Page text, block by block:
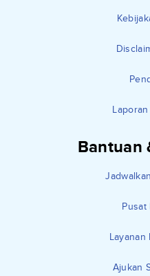
Bantuan
Pusat
Layanan
Ajukan